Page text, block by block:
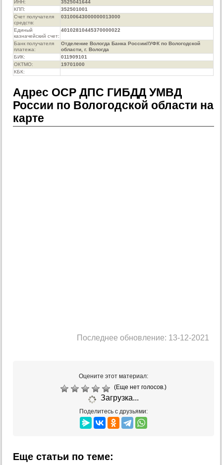
ИНН:
3525041644
КПП:
352501001
Счет получателя
средств:
03100643000000013000
Единый
казначейский счет:
40102810445370000022
Банк получателя
платежа:
Отделение Вологда Банка России//УФК по Вологодской
области, г. Вологда
БИК:
011909101
ОКТМО:
19701000
КБК:
Адрес ОСР ДПС ГИБДД УМВД
России по Вологодской области на
карте
Последнее обновление: 13-12-2021
Оцените этот материал:
(Еще нет голосов.)
Загрузка...
Поделитесь с друзьями:
Еще статьи по теме: